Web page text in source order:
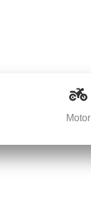
Motor